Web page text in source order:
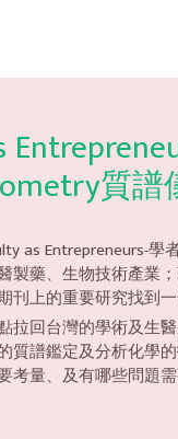
質譜
as Entrepreneurs-
製藥、生物技術產業
上的重要研究找到
回台灣的學術及生
質譜鑑定及分析化學
量、及有哪些問題需